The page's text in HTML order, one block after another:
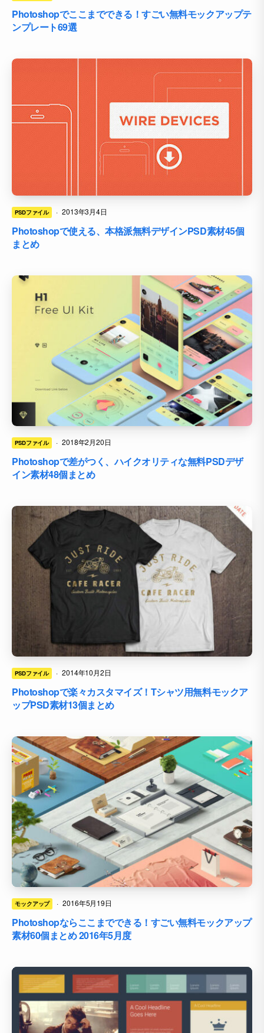
Photoshopでここまでできる！すごい無料モックアップテ
ンプレート69選
PSDファイル · 2013年3月4日
Photoshopで使える、本格派無料デザインPSD素材45個
まとめ
PSDファイル · 2018年2月20日
Photoshopで差がつく、ハイクオリティな無料PSDデザ
イン素材48個まとめ
PSDファイル · 2014年10月2日
Photoshopで楽々カスタマイズ！Tシャツ用無料モックア
ップPSD素材13個まとめ
モックアップ · 2016年5月19日
Photoshopならここまでできる！すごい無料モックアップ
素材60個まとめ 2016年5月度